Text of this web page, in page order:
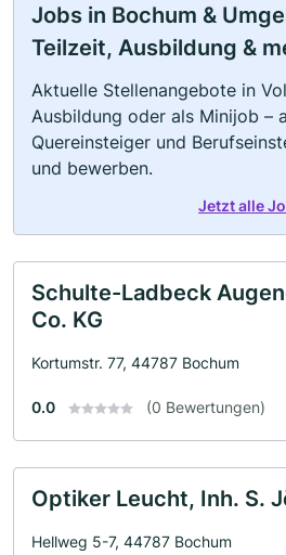
Jobs in Bochum &
Teilzeit, Ausbildung &
Aktuelle Stellenangebote in
Ausbildung oder als Minijob –
Quereinsteiger und
und bewerben.
Jetzt alle
Schulte-Ladbeck
Co. KG
Kortumstr. 77, 44787 Bochum
0.0 (0 Bewertungen)
Optiker Leucht, Inh. S.
Hellweg 5-7, 44787 Bochum